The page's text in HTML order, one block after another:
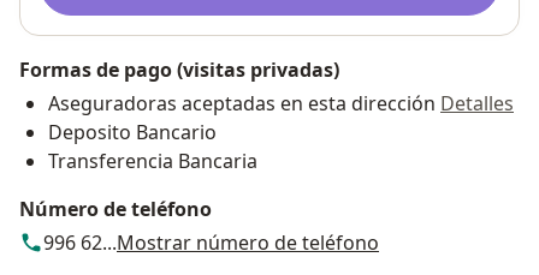
Formas de pago (visitas privadas)
Aseguradoras aceptadas en esta dirección Detalles
Deposito Bancario
Transferencia Bancaria
Número de teléfono
996 62...Mostrar número de teléfono